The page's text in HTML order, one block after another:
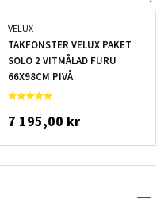
VELUX
TAKFÖNSTER VELUX PAKET
SOLO 2 VITMÅLAD FURU
66X98CM PIVÅ
7 195,00 kr